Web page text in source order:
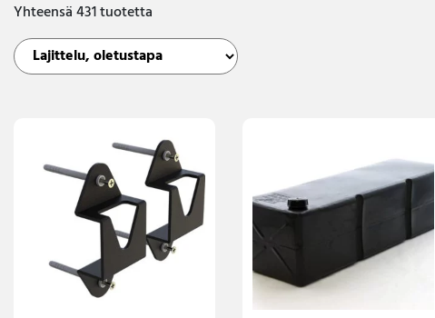
Yhteensä 431 tuotetta